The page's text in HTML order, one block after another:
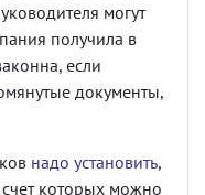
могут
получила в
если
документы,
надо установить,
счет которых можно